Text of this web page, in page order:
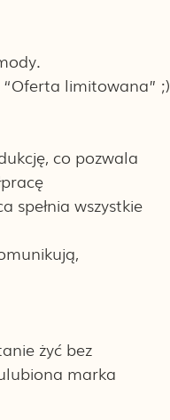
limitowana” ;)
co pozwala
spełnia wszystkie
żyć bez
marka